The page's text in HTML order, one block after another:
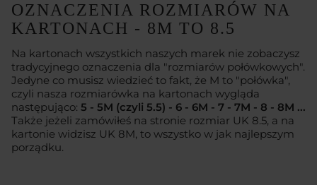
OZNACZENIA ROZMIARÓW NA
KARTONACH - 8M TO 8.5
Na kartonach wszystkich naszych marek nie zobaczysz
tradycyjnego oznaczenia dla "rozmiarów połówkowych".
Jedyne co musisz wiedzieć to fakt, że M to "połówka",
czyli nasza rozmiarówka na kartonach wygląda
następująco: 5 - 5M (czyli 5.5) - 6 - 6M - 7 - 7M - 8 - 8M ...
Także jeżeli zamówiłeś na stronie rozmiar UK 8.5, a na
kartonie widzisz UK 8M, to wszystko w jak najlepszym
porządku.